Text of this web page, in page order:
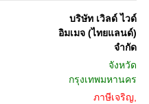
บริษัท เวิลด์ ไวด์
อิมเมจ (ไทยแลนด์)
จำกัด
จังหวัด
กรุงเทพมหานคร
ภาษีเจริญ,